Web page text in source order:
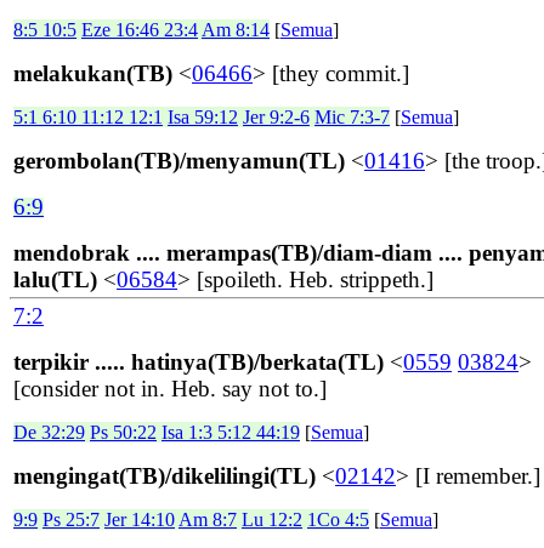
8:5 10:5 Eze 16:46 23:4 Am 8:14 [Semua]
melakukan(TB) <06466> [they commit.]
5:1 6:10 11:12 12:1 Isa 59:12 Jer 9:2-6 Mic 7:3-7 [Semua]
gerombolan(TB)/menyamun(TL) <01416> [the
6:9
mendobrak .... merampas(TB)/diam-diam ....
lalu(TL) <06584> [spoileth. Heb. strippeth.]
7:2
terpikir ..... hatinya(TB)/berkata(TL) <0559 03824>
[consider not in. Heb. say not to.]
De 32:29 Ps 50:22 Isa 1:3 5:12 44:19 [Semua]
mengingat(TB)/dikelilingi(TL) <02142> [I remember.]
9:9 Ps 25:7 Jer 14:10 Am 8:7 Lu 12:2 1Co 4:5 [Semua]